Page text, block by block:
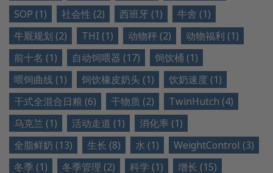
SOP (1)
社会性 (2) 西班牙 (1)
牛舍 (1)
牛厩规划 (2)
THI (1) 动物秤 (2)
动物福利 (1)
前十名 (1)
自动饲喂器 (17)
饲饮桶 (1)
喂饲曲线 (1)
饲饮橡皮奶头 (1)
饮奶速度 (1)
干式全混合日粮 (6)
干物质 (2)
TwinHutch (4)
乌克兰 (1)
活动走道 (1)
消化率 (1)
全脂鲜奶 (13)
生长 (8) 水 (1)
WeightControl (3)
冬季 (1)
冬季管理 (2) 科学 (1) 增长 (15)